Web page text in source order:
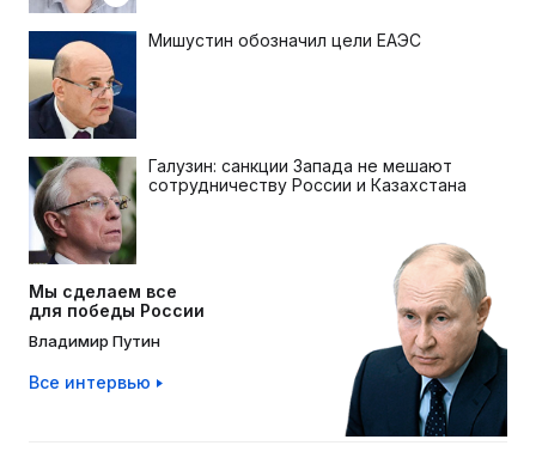
Мишустин обозначил цели ЕАЭС
Галузин: санкции Запада не мешают
сотрудничеству России и Казахстана
Мы сделаем все
для победы России
Владимир Путин
Все интервью